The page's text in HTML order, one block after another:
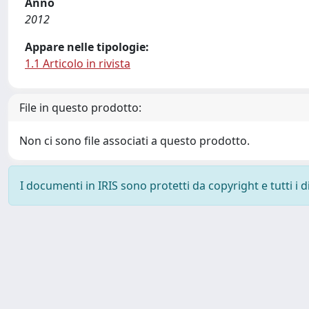
2012
Appare nelle tipologie:
1.1 Articolo in rivista
File in questo prodotto:
Non ci sono file associati a questo prodotto.
I documenti in IRIS sono protetti da copyright e tutti i